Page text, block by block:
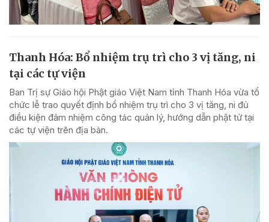
Thanh Hóa: Bổ nhiệm trụ trì cho 3 vị tăng, ni
tại các tự viện
Ban Trị sự Giáo hội Phật giáo Việt Nam tỉnh Thanh Hóa vừa tổ
chức lễ trao quyết định bổ nhiệm trụ trì cho 3 vị tăng, ni đủ
điều kiện đảm nhiệm công tác quản lý, hướng dẫn phật tử tại
các tự viện trên địa bàn.